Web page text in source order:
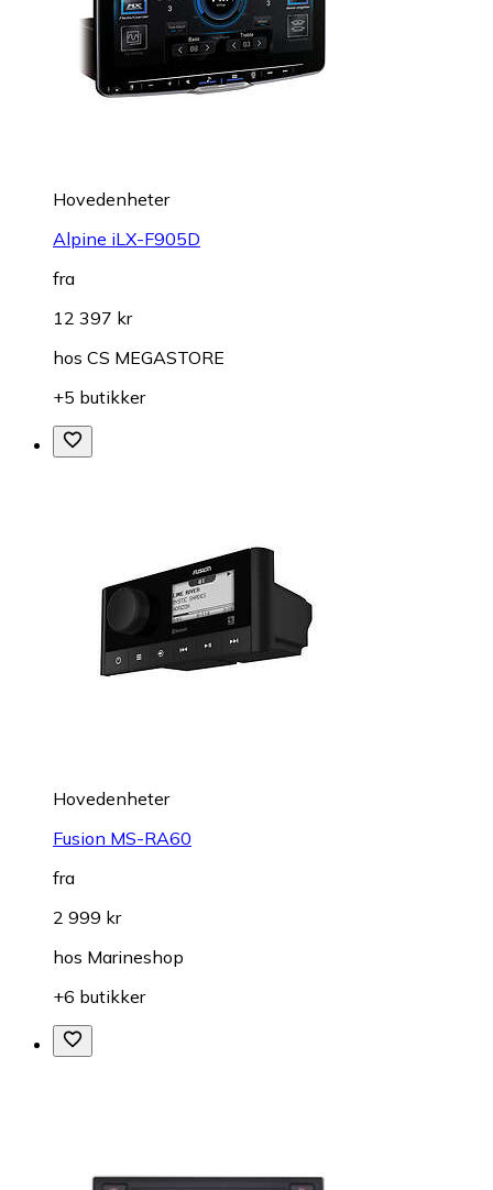
Hovedenheter
Alpine iLX-F905D
fra
12 397 kr
hos CS MEGASTORE
+5 butikker
Hovedenheter
Fusion MS-RA60
fra
2 999 kr
hos Marineshop
+6 butikker